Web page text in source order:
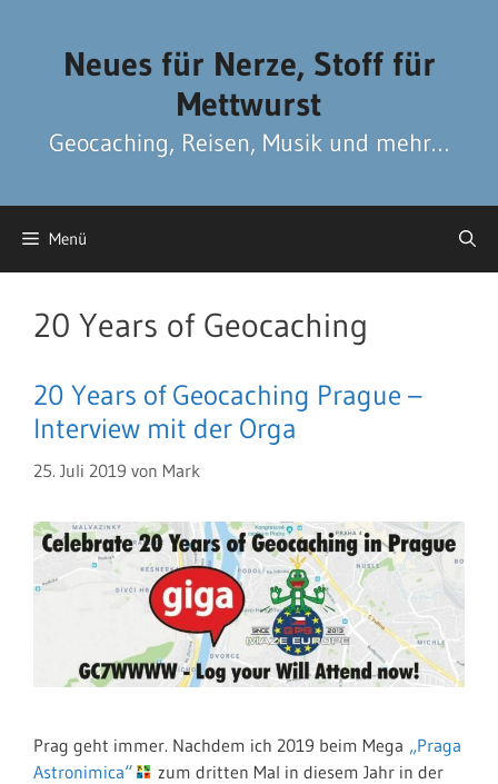
Neues für Nerze, Stoff für
Mettwurst
Geocaching, Reisen, Musik und mehr…
Menü
20 Years of Geocaching
20 Years of Geocaching Prague –
Interview mit der Orga
25. Juli 2019 von Mark
Prag geht immer. Nachdem ich 2019 beim Mega „Praga
Astronimica“
zum dritten Mal in diesem Jahr in der